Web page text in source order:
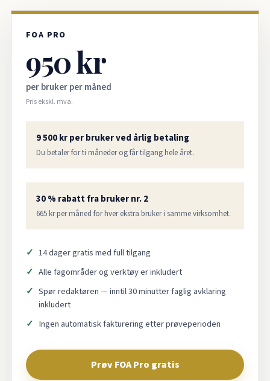
FOA PRO
950 kr
per bruker per måned
Pris ekskl. mva.
9 500 kr per bruker ved årlig betaling
Du betaler for ti måneder og får tilgang hele året.
30 % rabatt fra bruker nr. 2
665 kr per måned for hver ekstra bruker i samme virksomhet.
14 dager gratis med full tilgang
Alle fagområder og verktøy er inkludert
Spør redaktøren — inntil 30 minutter faglig avklaring
inkludert
Ingen automatisk fakturering etter prøveperioden
Prøv FOA Pro gratis